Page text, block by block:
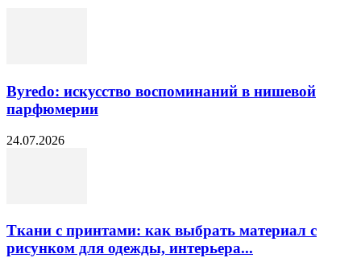
Byredo: искусство воспоминаний в нишевой
парфюмерии
24.07.2026
Ткани с принтами: как выбрать материал с
рисунком для одежды, интерьера...